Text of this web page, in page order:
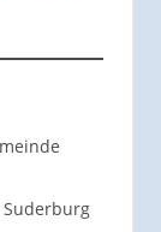
Suderburg